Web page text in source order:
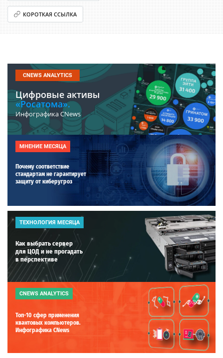
КОРОТКАЯ ССЫЛКА
CNEWS ANALYTICS
Цифровые активы
«Росатома».
Инфографика CNews
МНЕНИЕ МЕСЯЦА
Почему соответствие
стандартам не гарантирует
защиту от киберугроз
ТЕХНОЛОГИЯ МЕСЯЦА
Как выбрать сервер
для ЦОД и не прогадать
в перспективе
CNEWS ANALYTICS
Топ-10 сфер применения
квантовых компьютеров.
Инфографика CNews